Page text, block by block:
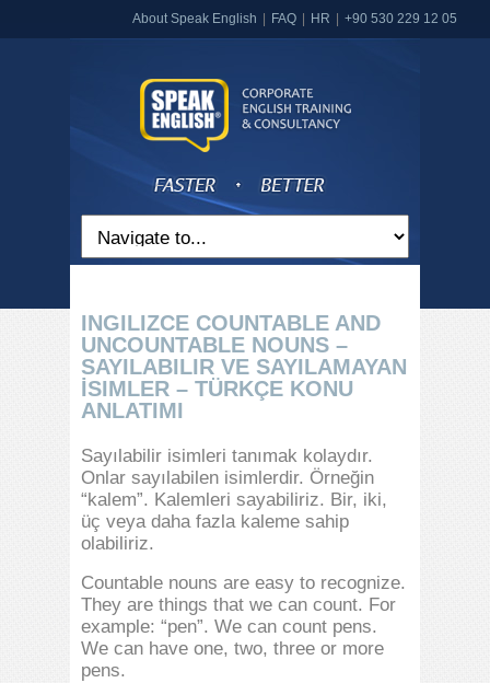
About Speak English FAQ HR +90 530 229 12 05
INGILIZCE COUNTABLE AND
UNCOUNTABLE NOUNS –
SAYILABILIR VE SAYILAMAYAN
İSIMLER – TÜRKÇE KONU
ANLATIMI
Sayılabilir isimleri tanımak kolaydır.
Onlar sayılabilen isimlerdir. Örneğin
“kalem”. Kalemleri sayabiliriz. Bir, iki,
üç veya daha fazla kaleme sahip
olabiliriz.
Countable nouns are easy to recognize.
They are things that we can count. For
example: “pen”. We can count pens.
We can have one, two, three or more
pens.